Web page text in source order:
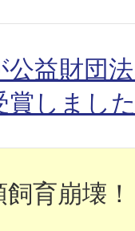
益財団
賞しまし
育崩壊！